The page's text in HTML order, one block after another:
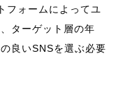
フォームによってユ
ターゲット層の年
良いSNSを選ぶ必要